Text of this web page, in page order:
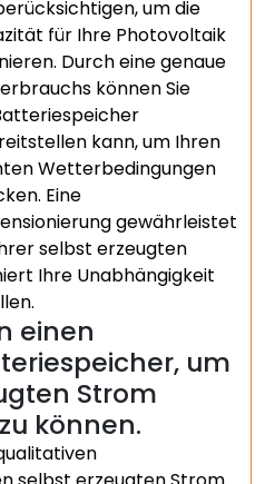
um die
für Ihre Photovoltaik
Durch eine genaue
können Sie
kann, um Ihren
Wetterbedingungen
Eine
gewährleistet
selbst erzeugten
Ihre Unabhängigkeit
einen
um
Strom
können.